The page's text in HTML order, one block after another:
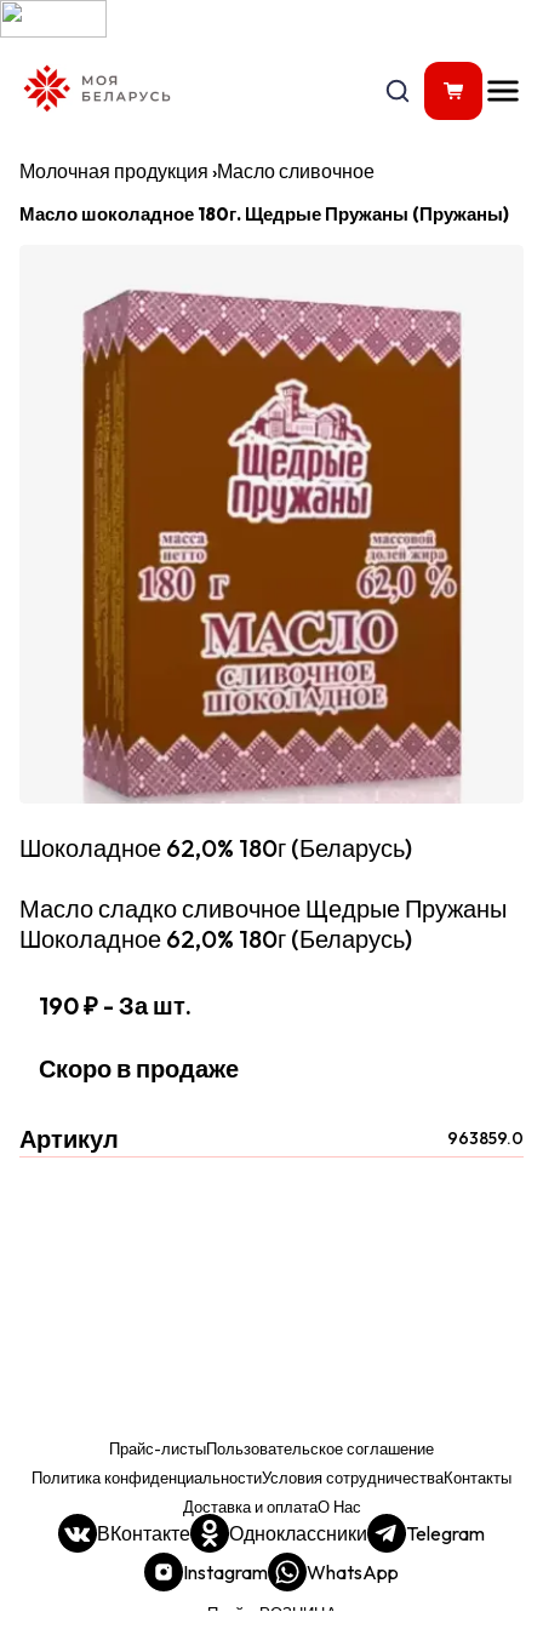
Молочная продукция ›Масло сливочное
Масло шоколадное 180г. Щедрые Пружаны (Пружаны)
Шоколадное 62,0% 180г (Беларусь)
Масло сладко сливочное Щедрые Пружаны
Шоколадное 62,0% 180г (Беларусь)
190 ₽ - За шт.
Скоро в продаже
Артикул 963859.0
Прайс-листыПользовательское соглашение
Политика конфиденциальностиУсловия сотрудничестваКонтакты
Доставка и оплатаО Нас
ВКонтакте Одноклассники
Telegram
Instagram
WhatsApp
Прайс. РОЗНИЦА